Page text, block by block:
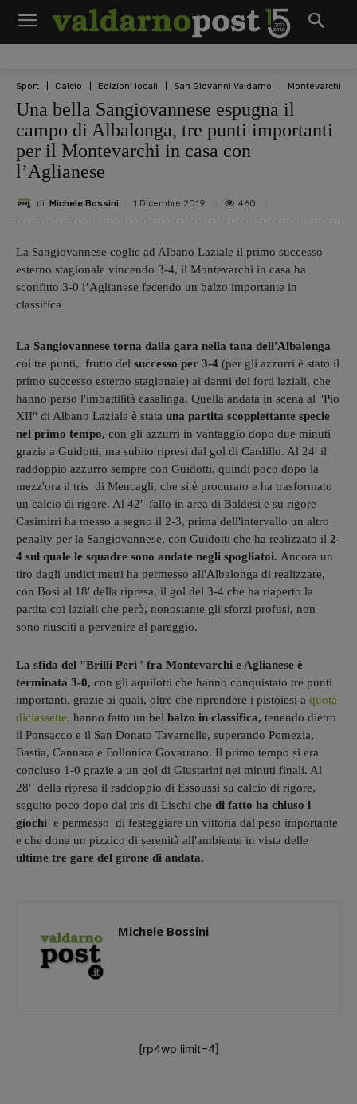
Sport Calcio Edizioni locali San Giovanni Valdarno Montevarchi
Una bella Sangiovannese espugna il
campo di Albalonga, tre punti importanti
per il Montevarchi in casa con
l’Aglianese
di Michele Bossini 1 Dicembre 2019 460
La Sangiovannese coglie ad Albano Laziale il primo successo
esterno stagionale vincendo 3-4, il Montevarchi in casa ha
sconfitto 3-0 l’Aglianese fecendo un balzo importante in
classifica
La Sangiovannese torna dalla gara nella tana dell'Albalonga
coi tre punti, frutto del successo per 3-4 (per gli azzurri è stato il
primo successo esterno stagionale) ai danni dei forti laziali, che
hanno perso l'imbattilità casalinga. Quella andata in scena al "Pio
XII" di Albano Laziale è stata una partita scoppiettante specie
nel primo tempo, con gli azzurri in vantaggio dopo due minuti
grazia a Guidotti, ma subito ripresi dal gol di Cardillo. Al 24' il
raddoppio azzurro sempre con Guidotti, quindi poco dopo la
mezz'ora il tris di Mencagli, che si è procurato e ha trasformato
un calcio di rigore. Al 42' fallo in area di Baldesi e su rigore
Casimirri ha messo a segno il 2-3, prima dell'intervallo un altro
penalty per la Sangiovannese, con Guidotti che ha realizzato il 2-
4 sul quale le squadre sono andate negli spogliatoi. Ancora un
tiro dagli undici metri ha permesso all'Albalonga di realizzare,
con Bosi al 18' della ripresa, il gol del 3-4 che ha riaperto la
partita coi laziali che però, nonostante gli sforzi profusi, non
sono riusciti a pervenire al pareggio.
La sfida del "Brilli Peri" fra Montevarchi e Aglianese è
terminata 3-0, con gli aquilotti che hanno conquistato tre punti
importanti, grazie ai quali, oltre che riprendere i pistoiesi a quota
diciassette, hanno fatto un bel balzo in classifica, tenendo dietro
il Ponsacco e il San Donato Tavarnelle, superando Pomezia,
Bastia, Cannara e Follonica Govarrano. Il primo tempo si era
concluso 1-0 grazie a un gol di Giustarini nei minuti finali. Al
28' della ripresa il raddoppio di Essoussi su calcio di rigore,
seguito poco dopo dal tris di Lischi che di fatto ha chiuso i
giochi e permesso di festeggiare un vittoria dal peso importante
e che dona un pizzico di serenità all'ambiente in vista delle
ultime tre gare del girone di andata.
Michele Bossini
[rp4wp limit=4]